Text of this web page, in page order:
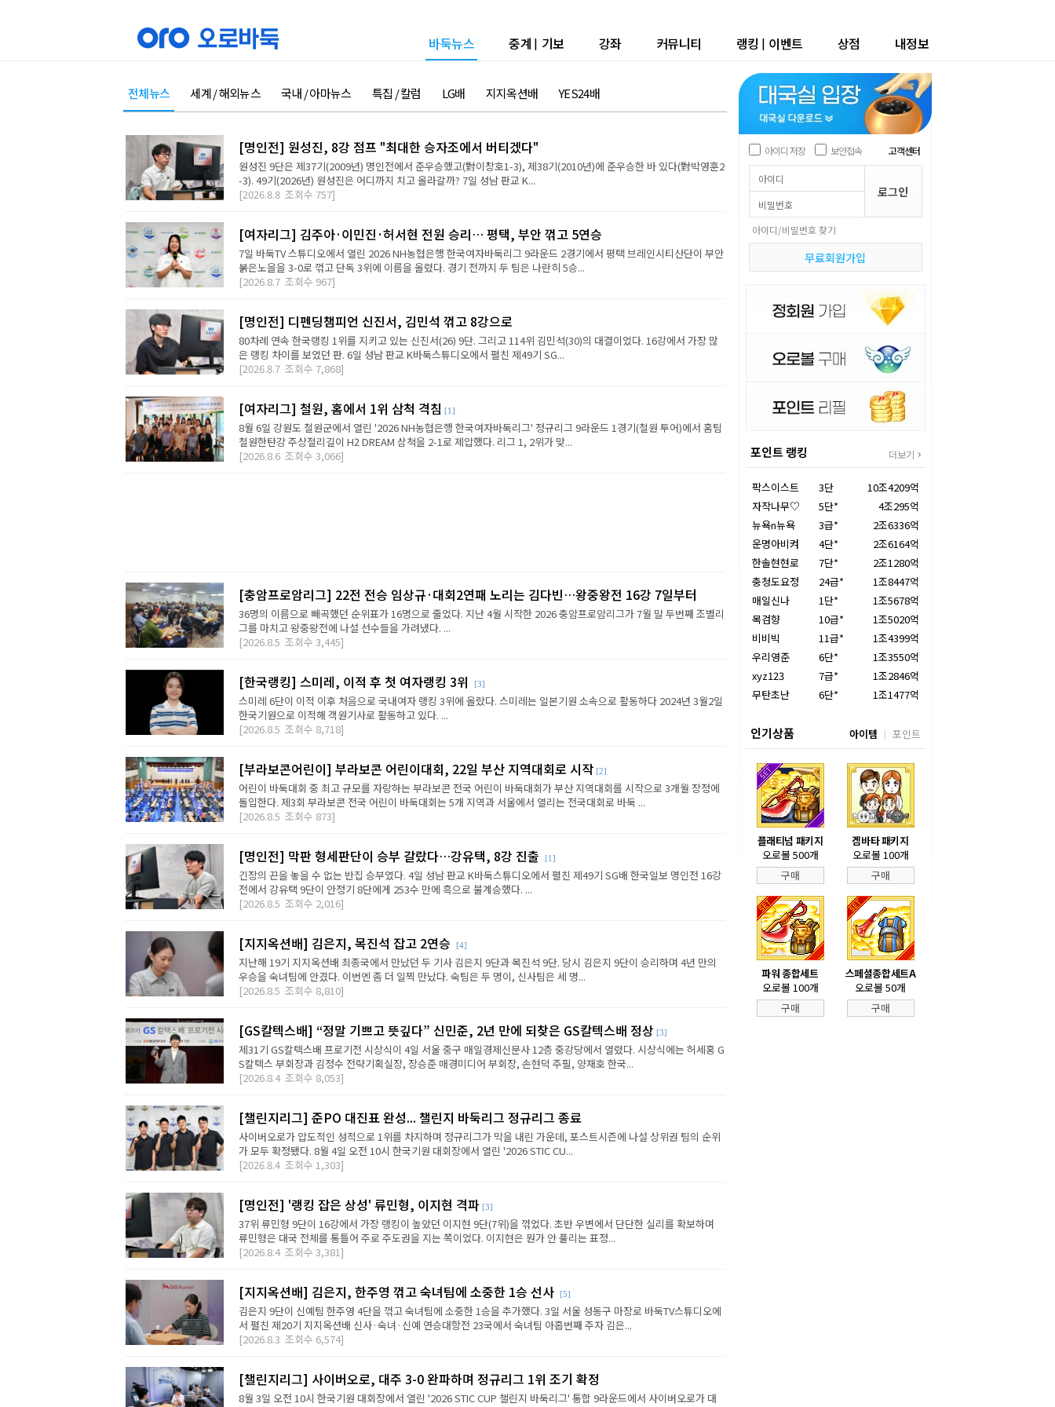
바둑뉴스 중계 | 기보 강좌 커뮤니티 랭킹 | 이벤트 상점 내정보
전체뉴스 세계 / 해외뉴스 국내 / 아마뉴스 특집 / 칼럼 LG배 지지옥션배 YES24배
[명인전] 원성진, 8강 점프 "최대한 승자조에서 버티겠다"
원성진 9단은 제37기(2009년) 명인전에서 준우승했고(對이창호1-3), 제38기(2010년)에 준우승한 바 있다(對박영훈2
-3). 49기(2026년) 원성진은 어디까지 치고 올라갈까? 7일 성남 판교 K...
[2026.8.8 조회수 757]
[여자리그] 김주아·이민진·허서현 전원 승리… 평택, 부안 꺾고 5연승
7일 바둑TV 스튜디오에서 열린 2026 NH농협은행 한국여자바둑리그 9라운드 2경기에서 평택 브레인시티산단이 부안
붉은노을을 3-0로 꺾고 단독 3위에 이름을 올렸다. 경기 전까지 두 팀은 나란히 5승...
[2026.8.7 조회수 967]
[명인전] 디펜딩챔피언 신진서, 김민석 꺾고 8강으로
80차례 연속 한국랭킹 1위를 지키고 있는 신진서(26) 9단. 그리고 114위 김민석(30)의 대결이었다. 16강에서 가장 많
은 랭킹 차이를 보였던 판. 6일 성남 판교 K바둑스튜디오에서 펼친 제49기 SG...
[2026.8.7 조회수 7,868]
[여자리그] 철원, 홈에서 1위 삼척 격침 [1]
8월 6일 강원도 철원군에서 열린 '2026 NH농협은행 한국여자바둑리그' 정규리그 9라운드 1경기(철원 투어)에서 홈팀
철원한탄강 주상절리길이 H2 DREAM 삼척을 2-1로 제압했다. 리그 1, 2위가 맞...
[2026.8.6 조회수 3,066]
[충암프로암리그] 22전 전승 임상규·대회2연패 노리는 김다빈…왕중왕전 16강 7일부터
36명의 이름으로 빼곡했던 순위표가 16명으로 줄었다. 지난 4월 시작한 2026 충암프로암리그가 7월 말 두번째 조별리
그를 마치고 왕중왕전에 나설 선수들을 가려냈다. ...
[2026.8.5 조회수 3,445]
[한국랭킹] 스미레, 이적 후 첫 여자랭킹 3위 [3]
스미레 6단이 이적 이후 처음으로 국내여자 랭킹 3위에 올랐다. 스미레는 일본기원 소속으로 활동하다 2024년 3월2일
한국기원으로 이적해 객원기사로 활동하고 있다. ...
[2026.8.5 조회수 8,718]
[부라보콘어린이] 부라보콘 어린이대회, 22일 부산 지역대회로 시작 [2]
어린이 바둑대회 중 최고 규모를 자랑하는 부라보콘 전국 어린이 바둑대회가 부산 지역대회를 시작으로 3개월 장정에
돌입한다. 제3회 부라보콘 전국 어린이 바둑대회는 5개 지역과 서울에서 열리는 전국대회로 바둑 ...
[2026.8.5 조회수 873]
[명인전] 막판 형세판단이 승부 갈랐다…강유택, 8강 진출 [1]
긴장의 끈을 놓을 수 없는 반집 승부였다. 4일 성남 판교 K바둑스튜디오에서 펼친 제49기 SG배 한국일보 명인전 16강
전에서 강유택 9단이 안정기 8단에게 253수 만에 흑으로 불계승했다. ...
[2026.8.5 조회수 2,016]
[지지옥션배] 김은지, 목진석 잡고 2연승 [4]
지난해 19기 지지옥션배 최종국에서 만났던 두 기사 김은지 9단과 목진석 9단. 당시 김은지 9단이 승리하며 4년 만의
우승을 숙녀팀에 안겼다. 이번엔 좀 더 일찍 만났다. 숙팀은 두 명이, 신사팀은 세 명...
[2026.8.5 조회수 8,810]
[GS칼텍스배] “정말 기쁘고 뜻깊다” 신민준, 2년 만에 되찾은 GS칼텍스배 정상 [3]
제31기 GS칼텍스배 프로기전 시상식이 4일 서울 중구 매일경제신문사 12층 중강당에서 열렸다. 시상식에는 허세홍 G
S칼텍스 부회장과 김정수 전략기획실장, 장승준 매경미디어 부회장, 손현덕 주필, 양재호 한국...
[2026.8.4 조회수 8,053]
[챌린지리그] 준PO 대진표 완성... 챌린지 바둑리그 정규리그 종료
사이버오로가 압도적인 성적으로 1위를 차지하며 정규리그가 막을 내린 가운데, 포스트시즌에 나설 상위권 팀의 순위
가 모두 확정됐다. 8월 4일 오전 10시 한국기원 대회장에서 열린 '2026 STIC CU...
[2026.8.4 조회수 1,303]
[명인전] '랭킹 잡은 상성' 류민형, 이지현 격파 [3]
37위 류민형 9단이 16강에서 가장 랭킹이 높았던 이지현 9단(7위)을 꺾었다. 초반 우변에서 단단한 실리를 확보하며
류민형은 대국 전체를 통틀어 주로 주도권을 지는 쪽이었다. 이지현은 뭔가 안 풀리는 표정...
[2026.8.4 조회수 3,381]
[지지옥션배] 김은지, 한주영 꺾고 숙녀팀에 소중한 1승 선사 [5]
김은지 9단이 신예팀 한주영 4단을 꺾고 숙녀팀에 소중한 1승을 추가했다. 3일 서울 성동구 마장로 바둑TV스튜디오에
서 펼친 제20기 지지옥션배 신사·숙녀·신예 연승대항전 23국에서 숙녀팀 아홉번째 주자 김은...
[2026.8.3 조회수 6,574]
[챌린지리그] 사이버오로, 대주 3-0 완파하며 정규리그 1위 조기 확정
8월 3일 오전 10시 한국기원 대회장에서 열린 '2026 STIC CUP 챌린지 바둑리그' 통합 9라운드에서 사이버오로가 대
아이디 저장 보안접속 고객센터
아이디/비밀번호 찾기
무료회원가입
포인트 랭킹 더보기
팍스이스트 3단
10조4209억
자작나무♡
5단*
4조295억
뉴욕n뉴욕
3급*
2조6336억
운명아비켜
4단*
2조6164억
한솔현현로
7단*
2조1280억
충청도요정
24급*
1조8447억
매일신나
1단*
1조5678억
목검향
10급*
1조5020억
비비빅
11급*
1조4399억
우리영준
6단*
1조3550억
xyz123
7급*
1조2846억
무탄초난
6단* 1조1477억
인기상품 아이템 포인트
플래티넘 패키지
오로볼 500개
구매
겜바타 패키지
오로볼 100개
구매
파워 종합세트
오로볼 100개
구매
스페셜종합세트A
오로볼 50개
구매